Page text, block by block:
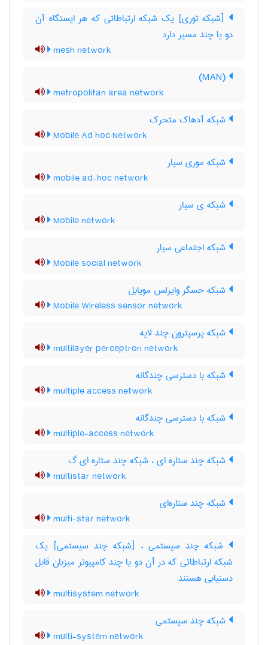
[شبکه توری] یک شبکه ارتباطاتی که هر ایستگاه آن
دو یا چند مسیر دارد
mesh network
(MAN)
metropolitan area network
شبکه آدهاک متحرک
Mobile Ad hoc Network
شبکه موری سیار
mobile ad-hoc network
شبکه ی سیار
Mobile network
شبکه اجتماعی سیار
Mobile social network
شبکه حسگر وایرلس مویابل
Mobile Wireless sensor network
شبکه پرسپترون چند لایه
multilayer perceptron network
شبکه با دسترسی چندگانه
multiple access network
شبکه با دسترسی چندگانه
multiple-access network
شبکه چند ستاره ای ، شبکه چند ستاره ای گ
multistar network
شبکه چند ستاره‌ای
multi-star network
شبکه چند سیستمی ، [شبکه چند سیستمی] یک
شبکه ارتباطاتی که در آن دو یا چند کامپیوتر میزبان قابل
دستیابی هستند
multisystem network
شبکه چند سیستمی
multi-system network